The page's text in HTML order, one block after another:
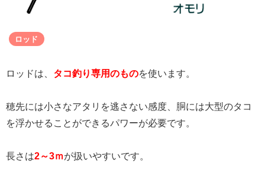
ロッド
ロッドは、 タコ釣り専用のものを使います。
穂先には小さなアタリを逃さない感度、胴には大型のタコ
を浮かせることができるパワーが必要です。
長さは2～3ｍが扱いやすいです。